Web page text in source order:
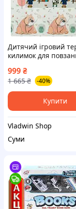
Дитячий ігровий
килимок для
Дитячі
підлогу 180х200 см
999₴
1 665 ₴ -40%
Купити
Vladwin Shop
Суми